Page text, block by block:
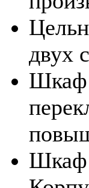
двух
Шкаф
Шкаф